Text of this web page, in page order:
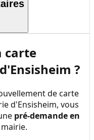
carte
?
de carte
d'Ensisheim, vous
pré-demande en